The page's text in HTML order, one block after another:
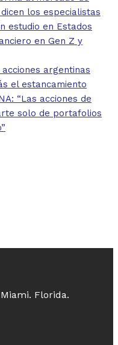
los especialistas
estudio en Estados
en Gen Z y
acciones argentinas
el estancamiento
“Las acciones de
solo de portafolios
Florida.